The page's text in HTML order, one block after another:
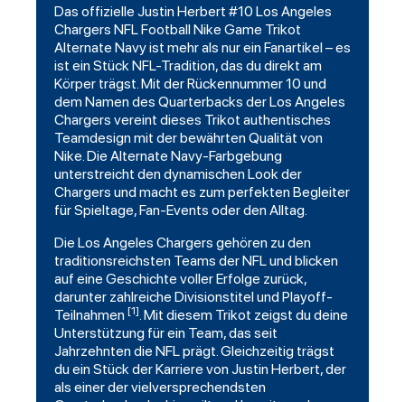
Das offizielle JustinHerbert #10 Los Angeles
Chargers NFLFootballNike Game Trikot
Alternate Navy ist mehr als nur ein Fanartikel – es
ist ein Stück NFL-Tradition, das du direkt am
Körper trägst. Mit der Rückennummer 10 und
dem Namen des Quarterbacks der Los Angeles
Chargers vereint dieses Trikot authentisches
Teamdesign mit der bewährten Qualität von
Nike. Die Alternate Navy-Farbgebung
unterstreicht den dynamischen Look der
Chargers und macht es zum perfekten Begleiter
für Spieltage, Fan-Events oder den Alltag.
Die Los Angeles Chargers gehören zu den
traditionsreichsten Teams der NFL und blicken
auf eine Geschichte voller Erfolge zurück,
darunter zahlreiche Divisionstitel und Playoff-
Teilnahmen [1]. Mit diesem Trikot zeigst du deine
Unterstützung für ein Team, das seit
Jahrzehnten die NFL prägt. Gleichzeitig trägst
du ein Stück der Karriere von Justin Herbert, der
als einer der vielversprechendsten